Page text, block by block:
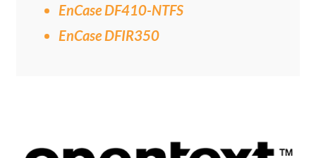
EnCase DF410-NTFS
EnCase DFIR350